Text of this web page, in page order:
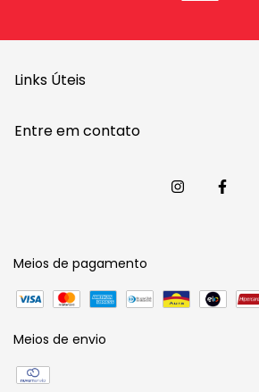
Links Úteis
Entre em contato
Meios de pagamento
Meios de envio